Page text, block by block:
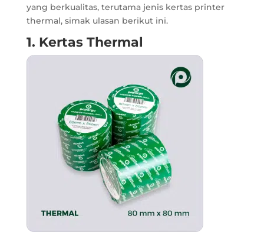
yang berkualitas, terutama jenis kertas printer
thermal, simak ulasan berikut ini.
1. Kertas Thermal